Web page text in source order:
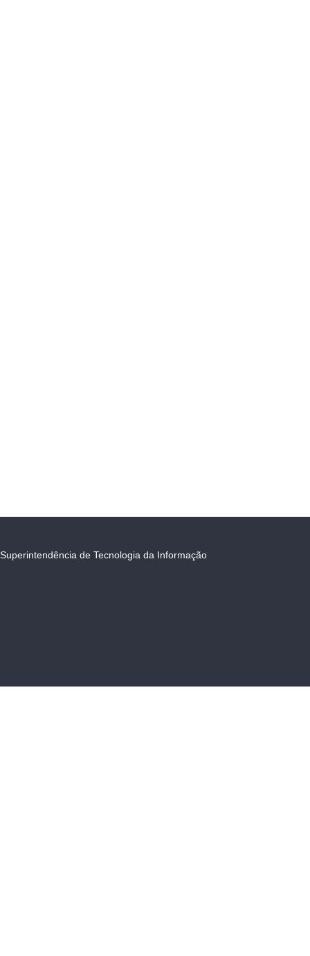
Superintendência de Tecnologia da Informação